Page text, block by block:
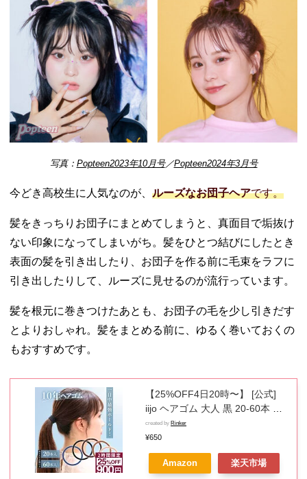
− 雨の日も
お直し簡
単！ゴムだ
けお団子
− 前髪を薄
く残す高め
お団子
− 長め後れ
毛のゆるか
− 学校ヘア
あれにもぴ
ったりのき
子
− ラフな後
れ毛お団子
− 高さのあ
お団子
− 体育祭で
目立てるキ
ラキラお団
− セーラー
ムーン風ツ
インお団子
− 低めツイ
ンお団子
− かわいく
写真： Popteen2023年10月号／Popteen2024年3月号
今どき高校生に人気なのが、 ルーズなお団子ヘアです。
髪をきっちりお団子にまとめてしまうと、真面目で垢抜け
ない印象になってしまいがち。髪をひとつ結びにしたとき
表面の髪を引き出したり、お団子を作る前に毛束をラフに
引き出したりして、ルーズに見せるのが流行っています。
髪を根元に巻きつけたあとも、お団子の毛を少し引きだす
とよりおしゃれ。髪をまとめる前に、ゆるく巻いておくの
もおすすめです。
【25%OFF4日20時〜】 [公式]
iijo ヘアゴム 大人 黒 20-60本 セ
ット 10年ヘアゴム シンプル ブ
ラック キッズ かわいい おしゃれ
大人可愛い からまない 飾りなし
子ども こども 痛くない オフィス
created by Rinker
¥650
Amazon 楽天市場